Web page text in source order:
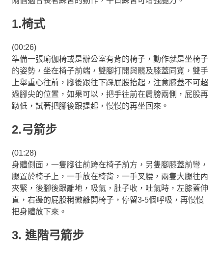
1.椅式
(00:26)
準備一張瑜伽椅或是辦公室有背的椅子，動作就是坐椅子
的姿勢，坐在椅子前端，雙腳打開與髖及膝蓋同寬，雙手
上舉重心往前，腳後跟往下踩屁股抬起，注意膝蓋不可超
過腳尖的位置，如果可以，把手往前在肩膀兩側，屁股再
蹾低，試著把腳後跟提起，慢慢的再坐回來。
2.弓箭步
(01:28)
身體側面，一隻腳往前跨在椅子前方，另隻腳膝蓋前彎，
腿置於椅子上，一手放在椅背，一手叉腰，兩隻大腿往內
夾緊，後腳後跟離地，吸氣，肚子收，吐氣時，左膝蓋伸
直，右邊的屁股稍微離開椅子，停留3-5個呼吸，再慢慢
把身體放下來。
3. 進階弓箭步